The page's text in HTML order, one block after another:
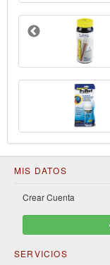
MIS DATOS
Crear Cuenta
SERVICIOS